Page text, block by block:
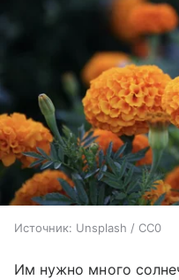
Источник: Unsplash / CC0
Им нужно много